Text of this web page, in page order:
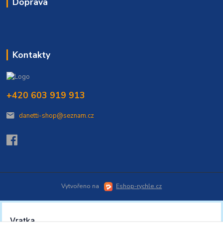
Kontakty
+420 603 919 913
danetti-shop@seznam.cz
Vytvořeno na Eshop-rychle.cz